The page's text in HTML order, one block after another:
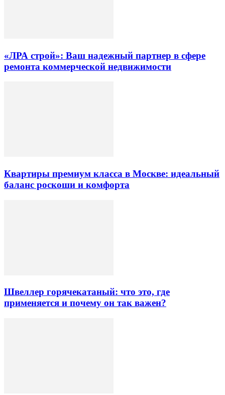
«ЛРА строй»: Ваш надежный партнер в сфере
ремонта коммерческой недвижимости
Квартиры премиум класса в Москве: идеальный
баланс роскоши и комфорта
Швеллер горячекатаный: что это, где
применяется и почему он так важен?